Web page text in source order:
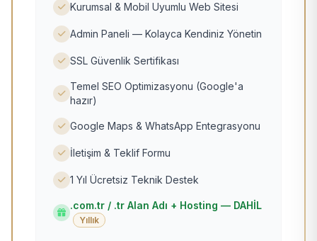
Kurumsal & Mobil Uyumlu Web Sitesi
Admin Paneli — Kolayca Kendiniz Yönetin
SSL Güvenlik Sertifikası
Temel SEO Optimizasyonu (Google'a
hazır)
Google Maps & WhatsApp Entegrasyonu
İletişim & Teklif Formu
1 Yıl Ücretsiz Teknik Destek
.com.tr / .tr Alan Adı + Hosting — DAHİL
Yıllık